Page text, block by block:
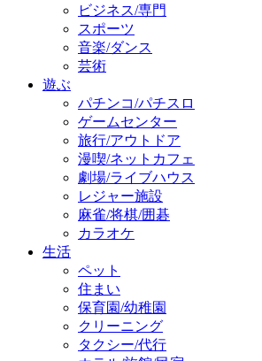
ビジネス/専門
スポーツ
音楽/ダンス
芸術
遊ぶ
パチンコ/パチスロ
ゲームセンター
旅行/アウトドア
漫喫/ネットカフェ
劇場/ライブハウス
レジャー施設
麻雀/将棋/囲碁
カラオケ
生活
ペット
住まい
保育園/幼稚園
クリーニング
タクシー/代行